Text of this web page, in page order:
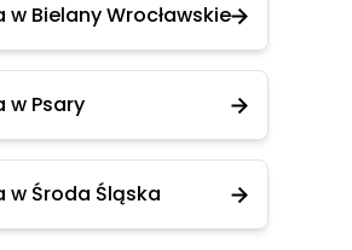
w Bielany Wrocławskie
w Psary
w Środa Śląska